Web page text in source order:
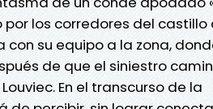
los corredores del castillo
su equipo a la zona,
de que el siniestro
En el transcurso de la